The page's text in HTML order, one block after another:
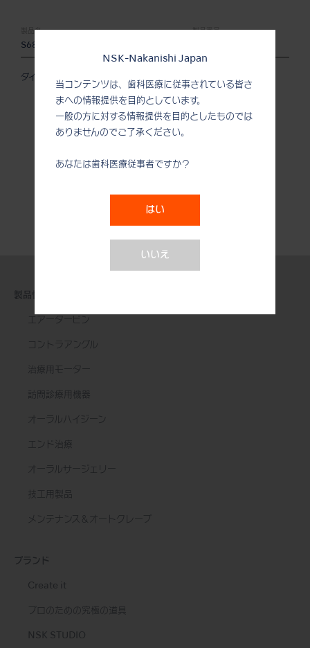
NSK-Nakanishi Japan
当コンテンツは、歯科医療に従事されている皆さ
まへの情報提供を目的としています。
一般の方に対する情報提供を目的としたものでは
ありませんのでご了承ください。
あなたは歯科医療従事者ですか？
はい
いいえ
製品名:
S68D
製品番号:
ダイヤモンドコーティング
製品情報
エアータービン
コントラアングル
治療用モーター
訪問診療用機器
オーラルハイジーン
エンド治療
オーラルサージェリー
技工用製品
メンテナンス＆オートクレーブ
ブランド
Create it
プロのための究極の道具
NSK STUDIO